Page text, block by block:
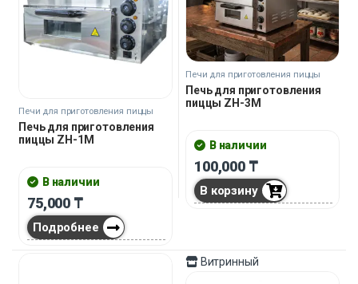
Печи для приготовления пиццы
Печь для приготовления
пиццы ZH-1M
В наличии
75,000 ₸
Подробнее
Печи для приготовления пиццы
Печь для приготовления
пиццы ZH-3M
В наличии
100,000 ₸
В корзину
Витринный